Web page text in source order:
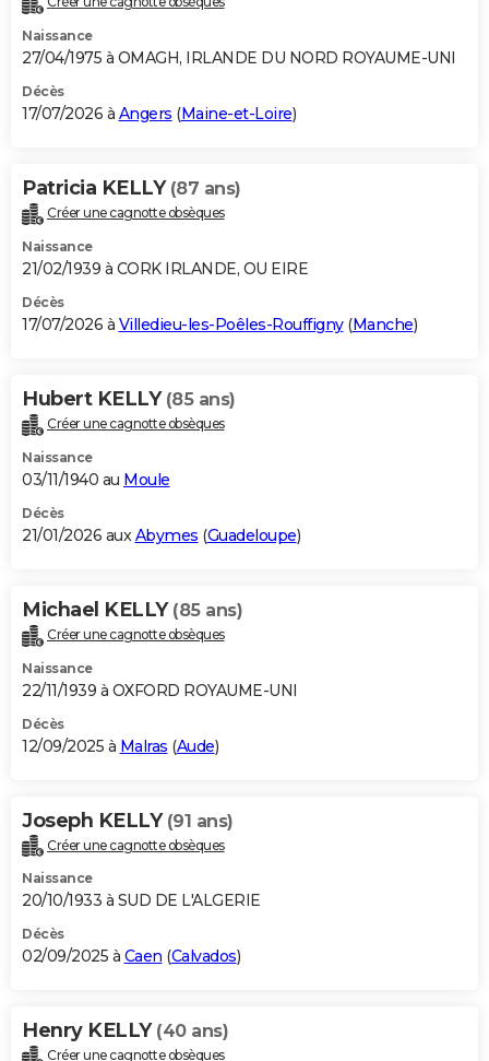
Destinations
City break
Voyage nature
Voyage de noces
Forum
Climat
+PHOTO
GUIDES D'ACHAT
BONS PLANS
Carte de Noël
Carte Bonne année
Carte Saint-Valentin
Carte Pâques
Carte d'anniversaire
DICTIONNAIRE
Dictionnaire
Biographies
Citations
Expressions
Proverbes
PROGRAMME TV
S'inscrire
Se connecter
Lycées
Collèges
Primaires
Universités
Entreprises
Service militaire
Avis de recherche
AVIS DE DÉCÈS
Bricolage
Lifestyle
Culture
Sport
Auto
Television
Voyage
Cinema
Naissance
27/04/1975 à OMAGH, IRLANDE DU NORD ROYAUME-UNI
Décès
17/07/2026 à Angers (Maine-et-Loire)
Patricia KELLY (87 ans)
Créer une cagnotte obsèques
Naissance
21/02/1939 à CORK IRLANDE, OU EIRE
Décès
17/07/2026 à Villedieu-les-Poêles-Rouffigny(Manche)
Hubert KELLY (85 ans)
Créer une cagnotte obsèques
Naissance
03/11/1940 au Moule
Décès
21/01/2026 auxAbymes (Guadeloupe)
Michael KELLY (85 ans)
Créer une cagnotte obsèques
Naissance
22/11/1939 à OXFORD ROYAUME-UNI
Décès
12/09/2025 à Malras (Aude)
Joseph KELLY (91 ans)
Créer une cagnotte obsèques
Naissance
20/10/1933 à SUD DE L'ALGERIE
Décès
02/09/2025 à Caen (Calvados)
Henry KELLY (40 ans)
Créer une cagnotte obsèques